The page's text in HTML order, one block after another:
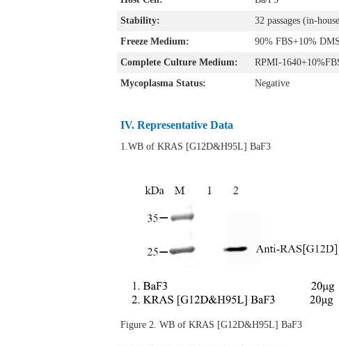
Stability:
32 passages (in-
Freeze Medium:
90% FBS+10%
Complete Culture Medium:
RPMI-
Mycoplasma Status:
Negative
IV. Representative Data
1.WB of KRAS [G12D&H95L] BaF3
Figure 2. WB of KRAS [G12D&H95L] BaF3